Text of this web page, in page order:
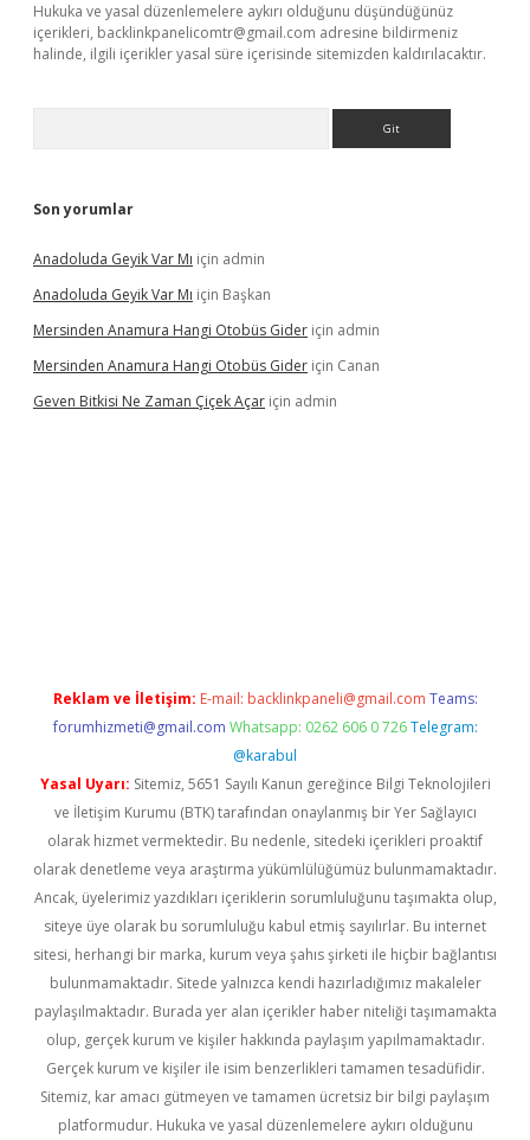
Hukuka ve yasal düzenlemelere aykırı olduğunu düşündüğünüz
içerikleri, backlinkpanelicomtr@gmail.com adresine bildirmeniz
halinde, ilgili içerikler yasal süre içerisinde sitemizden kaldırılacaktır.
Son yorumlar
Anadoluda Geyik Var Mı için admin
Anadoluda Geyik Var Mı için Başkan
Mersinden Anamura Hangi Otobüs Gider için admin
Mersinden Anamura Hangi Otobüs Gider için Canan
Geven Bitkisi Ne Zaman Çiçek Açar için admin
Reklam ve İletişim: E-mail: backlinkpaneli@gmail.com Teams:
forumhizmeti@gmail.com Whatsapp: 0262 606 0 726 Telegram:
@karabul
Yasal Uyarı: Sitemiz, 5651 Sayılı Kanun gereğince Bilgi Teknolojileri
ve İletişim Kurumu (BTK) tarafından onaylanmış bir Yer Sağlayıcı
olarak hizmet vermektedir. Bu nedenle, sitedeki içerikleri proaktif
olarak denetleme veya araştırma yükümlülüğümüz bulunmamaktadır.
Ancak, üyelerimiz yazdıkları içeriklerin sorumluluğunu taşımakta olup,
siteye üye olarak bu sorumluluğu kabul etmiş sayılırlar. Bu internet
sitesi, herhangi bir marka, kurum veya şahıs şirketi ile hiçbir bağlantısı
bulunmamaktadır. Sitede yalnızca kendi hazırladığımız makaleler
paylaşılmaktadır. Burada yer alan içerikler haber niteliği taşımamakta
olup, gerçek kurum ve kişiler hakkında paylaşım yapılmamaktadır.
Gerçek kurum ve kişiler ile isim benzerlikleri tamamen tesadüfidir.
Sitemiz, kar amacı gütmeyen ve tamamen ücretsiz bir bilgi paylaşım
platformudur. Hukuka ve yasal düzenlemelere aykırı olduğunu